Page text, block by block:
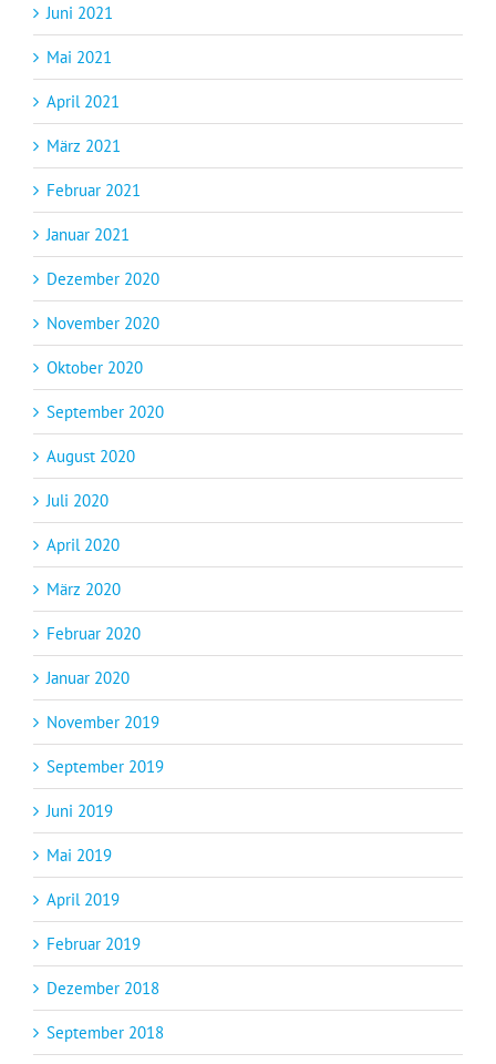
Juni 2021
Mai 2021
April 2021
März 2021
Februar 2021
Januar 2021
Dezember 2020
November 2020
Oktober 2020
September 2020
August 2020
Juli 2020
April 2020
März 2020
Februar 2020
Januar 2020
November 2019
September 2019
Juni 2019
Mai 2019
April 2019
Februar 2019
Dezember 2018
September 2018